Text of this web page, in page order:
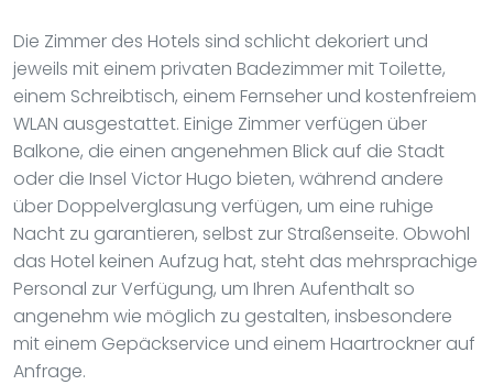
Die Zimmer des Hotels sind schlicht dekoriert und
jeweils mit einem privaten Badezimmer mit Toilette,
einem Schreibtisch, einem Fernseher und kostenfreiem
WLAN ausgestattet. Einige Zimmer verfügen über
Balkone, die einen angenehmen Blick auf die Stadt
oder die Insel Victor Hugo bieten, während andere
über Doppelverglasung verfügen, um eine ruhige
Nacht zu garantieren, selbst zur Straßenseite. Obwohl
das Hotel keinen Aufzug hat, steht das mehrsprachige
Personal zur Verfügung, um Ihren Aufenthalt so
angenehm wie möglich zu gestalten, insbesondere
mit einem Gepäckservice und einem Haartrockner auf
Anfrage.